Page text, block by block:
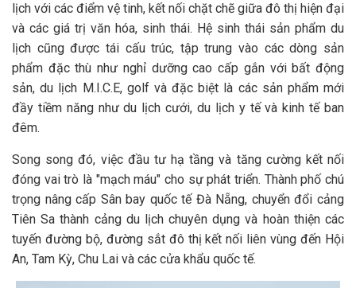
lịch với các điểm vệ tinh, kết nối chặt chẽ giữa đô thị hiện đại
và các giá trị văn hóa, sinh thái. Hệ sinh thái sản phẩm du
lịch cũng được tái cấu trúc, tập trung vào các dòng sản
phẩm đặc thù như nghỉ dưỡng cao cấp gắn với bất động
sản, du lịch M.I.C.E, golf và đặc biệt là các sản phẩm mới
đầy tiềm năng như du lịch cưới, du lịch y tế và kinh tế ban
đêm.
Song song đó, việc đầu tư hạ tầng và tăng cường kết nối
đóng vai trò là "mạch máu" cho sự phát triển. Thành phố chú
trọng nâng cấp Sân bay quốc tế Đà Nẵng, chuyển đổi cảng
Tiên Sa thành cảng du lịch chuyên dụng và hoàn thiện các
tuyến đường bộ, đường sắt đô thị kết nối liên vùng đến Hội
An, Tam Kỳ, Chu Lai và các cửa khẩu quốc tế.